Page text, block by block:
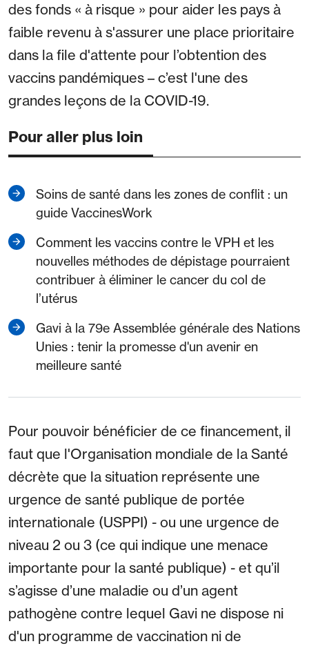
des fonds « à risque » pour aider les pays à
faible revenu à s'assurer une place prioritaire
dans la file d'attente pour l’obtention des
vaccins pandémiques – c’est l'une des
grandes leçons de la COVID-19.
Pour aller plus loin
Soins de santé dans les zones de conflit : un
guide VaccinesWork
Comment les vaccins contre le VPH et les
nouvelles méthodes de dépistage pourraient
contribuer à éliminer le cancer du col de
l’utérus
Gavi à la 79e Assemblée générale des Nations
Unies : tenir la promesse d'un avenir en
meilleure santé
Pour pouvoir bénéficier de ce financement, il
faut que l'Organisation mondiale de la Santé
décrète que la situation représente une
urgence de santé publique de portée
internationale (USPPI) - ou une urgence de
niveau 2 ou 3 (ce qui indique une menace
importante pour la santé publique) - et qu’il
s’agisse d’une maladie ou d’un agent
pathogène contre lequel Gavi ne dispose ni
d'un programme de vaccination ni de